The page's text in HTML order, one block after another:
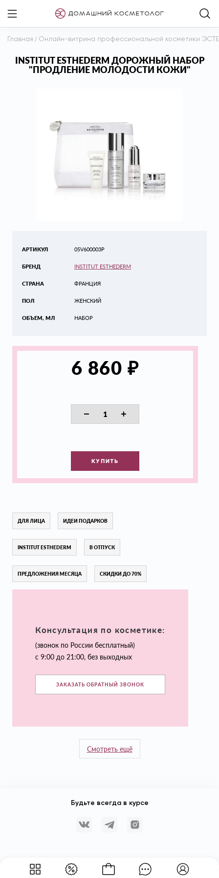
Главная / Онлайн-витрина профессиональной косметики
INSTITUT ESTHEDERM ДОРОЖНЫЙ НАБОР
"ПРОДЛЕНИЕ МОЛОДОСТИ КОЖИ"
АРТИКУЛ
БРЕНД
СТРАНА
ПОЛ
ОБЪЕМ, МЛ
05V600003P
INSTITUT ESTHEDERM
ФРАНЦИЯ
ЖЕНСКИЙ
НАБОР
6 860 ₽
КУПИТЬ
ДЛЯ ЛИЦА ИДЕИ ПОДАРКОВ
INSTITUT ESTHEDERM В ОТПУСК
ПРЕДЛОЖЕНИЯ МЕСЯЦА СКИДКИ ДО 70%
Консультация по косметике:
(звонок по России бесплатный)
с 9:00 до 21:00, без выходных
ЗАКАЗАТЬ ОБРАТНЫЙ ЗВОНОК
Смотреть ещё
Будьте всегда в курсе